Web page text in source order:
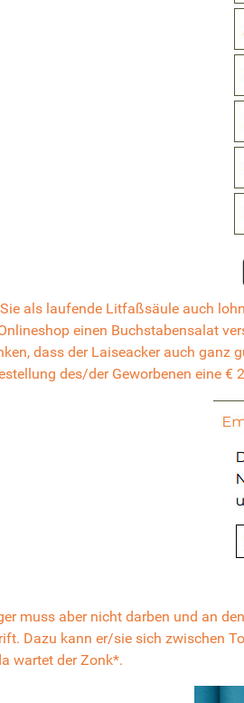
als laufende Litfaßsäule auch
einen Buchstabensalat
dass der Laiseacker auch ganz
des/der Geworbenen eine
muss aber nicht darben und an
Dazu kann er/sie sich zwischen
wartet der Zonk*.